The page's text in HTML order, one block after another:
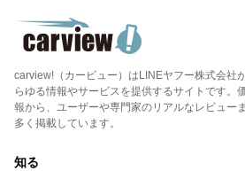
carview!（カービュー）はLINEヤフー株式会社
らゆる情報やサービスを提供するサイトです。
報から、ユーザーや専門家のリアルなレビュー
多く掲載しています。
知る